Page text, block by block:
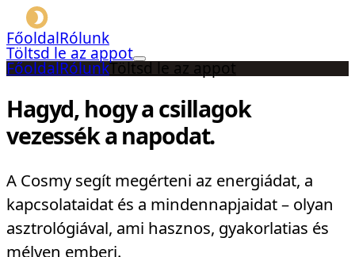
FőoldalRólunk
Töltsd le az appot
FőoldalRólunkTöltsd le az appot
Hagyd, hogy a csillagok
vezessék a napodat.
A Cosmy segít megérteni az energiádat, a
kapcsolataidat és a mindennapjaidat – olyan
asztrológiával, ami hasznos, gyakorlatias és
mélyen emberi.